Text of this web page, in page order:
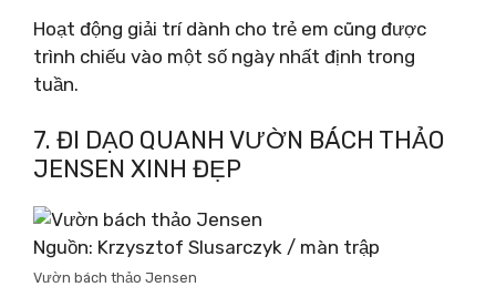
Hoạt động giải trí dành cho trẻ em cũng được
trình chiếu vào một số ngày nhất định trong
tuần.
7. ĐI DẠO QUANH VƯỜN BÁCH THẢO
JENSEN XINH ĐẸP
Nguồn: Krzysztof Slusarczyk / màn trập
Vườn bách thảo Jensen